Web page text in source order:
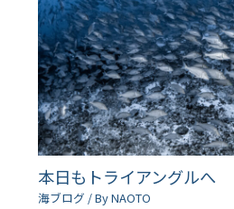
本日もトライアングルへ
海ブログ / ByNAOTO